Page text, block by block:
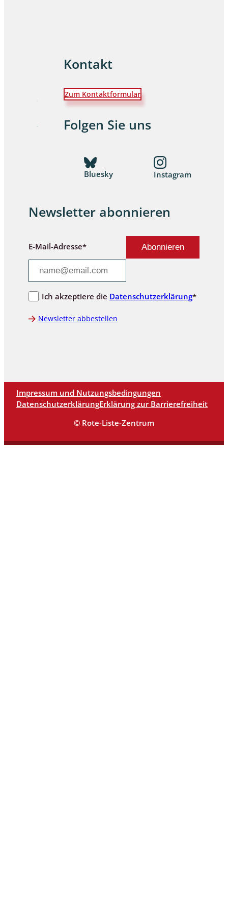
Kontakt
Zum Kontaktformular
Folgen Sie uns
Bluesky Instagram
Newsletter abonnieren
E-Mail-Adresse*
Ich akzeptiere die Datenschutzerklärung*
Newsletter abbestellen
Impressum und Nutzungsbedingungen
DatenschutzerklärungErklärung zur Barrierefreiheit
© Rote-Liste-Zentrum